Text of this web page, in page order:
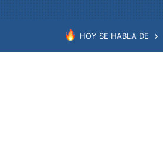
HOY SE HABLA DE